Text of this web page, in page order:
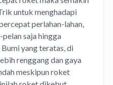
untuk menghadapi
perlahan-lahan,
saja hingga
yang teratas, di
renggang dan gaya
meskipun roket